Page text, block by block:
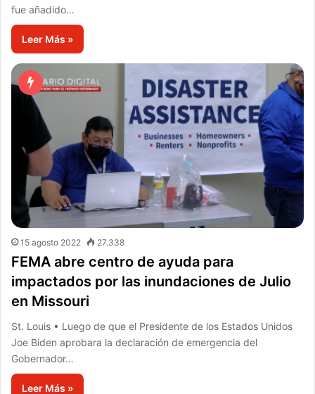
fue añadido…
Leer Más »
15 agosto 2022 27.338
FEMA abre centro de ayuda para
impactados por las inundaciones de Julio
en Missouri
St. Louis • Luego de que el Presidente de los Estados Unidos
Joe Biden aprobara la declaración de emergencia del
Gobernador…
Leer Más »